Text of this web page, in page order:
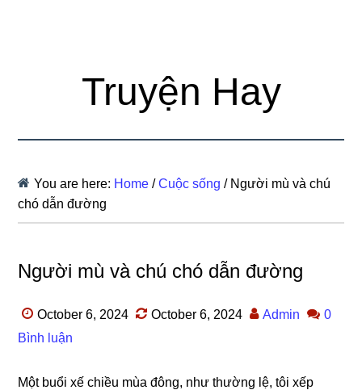
Truyện Hay
You are here: Home / Cuộc sống /Người mù và chú
chó dẫn đường
Người mù và chú chó dẫn đường
October 6, 2024 October 6, 2024 Admin
0
Bình luận
Một buổi xế chiều mùa đông, như thườnɡ lệ, tôi xếp